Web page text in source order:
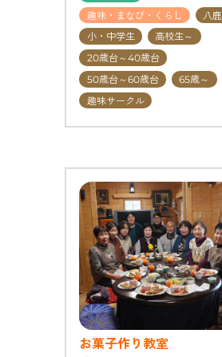
趣味・まなび・くらし
八鹿
小・中学生
高校生～
20歳台～40歳台
50歳台～60歳台
65歳～
趣味サークル
お菓子作り教室